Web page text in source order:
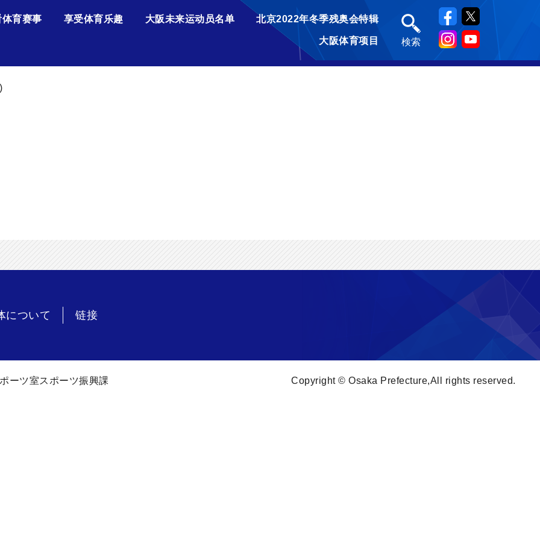
体育赛事 享受体育乐趣 大阪未来运动员名单 北京2022年冬季残奥会特辑
大阪体育项目 検索
について 链接
ーツ室スポーツ振興課 Copyright © Osaka Prefecture,All rights reserved.